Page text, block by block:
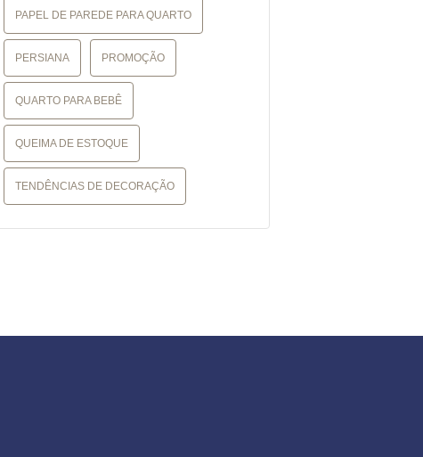
PAPEL DE PAREDE PARA QUARTO
PERSIANA PROMOÇÃO
QUARTO PARA BEBÊ
QUEIMA DE ESTOQUE
TENDÊNCIAS DE DECORAÇÃO